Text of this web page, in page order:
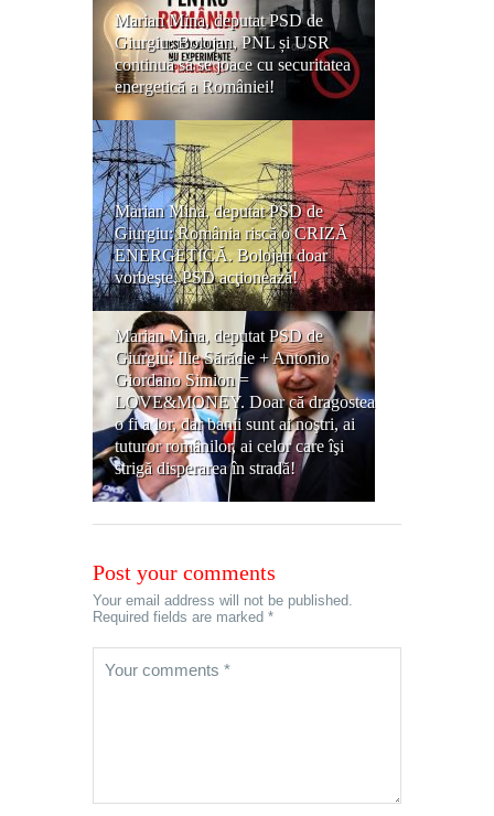
Marian Mina, deputat PSD de
Giurgiu: Bolojan, PNL și USR
continuă să se joace cu securitatea
energetică a României!
Marian Mina, deputat PSD de
Giurgiu: România riscă o CRIZĂ
ENERGETICĂ. Bolojan doar
vorbeşte, PSD acţionează!
Marian Mina, deputat PSD de
Giurgiu: Ilie Sărăcie + Antonio
Giordano Simion =
LOVE&MONEY. Doar că dragostea
o fi a lor, dar banii sunt ai noştri, ai
tuturor românilor, ai celor care îşi
strigă disperarea în stradă!
Post your comments
Your email address will not be published.
Required fields are marked *